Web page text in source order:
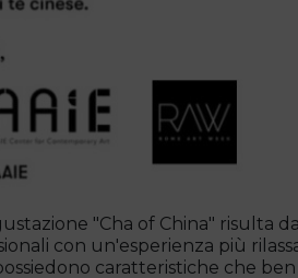
"Cha of China" risulta
con un'esperienza più
caratteristiche che